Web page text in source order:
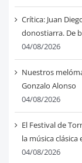
Crítica: Juan
donostiarra. De
04/08/2026
Nuestros
Gonzalo Alonso
04/08/2026
El Festival de
la música clásica
04/08/2026